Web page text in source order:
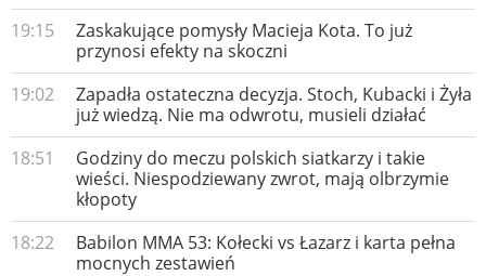
19:15
Zaskakujące pomysły Macieja Kota. To już
przynosi efekty na skoczni
19:02
Zapadła ostateczna decyzja. Stoch, Kubacki i Żyła
już wiedzą. Nie ma odwrotu, musieli działać
18:51
Godziny do meczu polskich siatkarzy i takie
wieści. Niespodziewany zwrot, mają olbrzymie
kłopoty
18:22
Babilon MMA 53: Kołecki vs Łazarz i karta pełna
mocnych zestawień